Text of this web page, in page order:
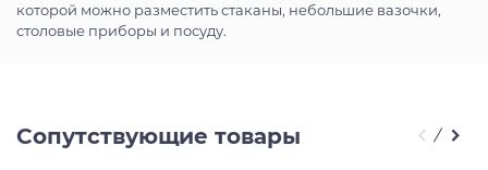
которой можно разместить стаканы, небольшие вазочки,
столовые приборы и посуду.
Сопутствующие товары